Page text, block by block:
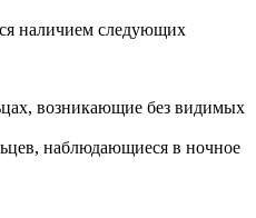
наличием следующих
возникающие без видимых
наблюдающиеся в ночное